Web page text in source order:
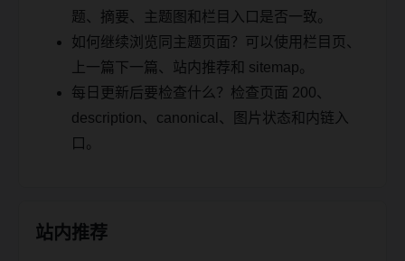
题、摘要、主题图和栏目入口是否一致。
如何继续浏览同主题页面？可以使用栏目页、
上一篇下一篇、站内推荐和 sitemap。
每日更新后要检查什么？检查页面 200、
description、canonical、图片状态和内链入
口。
站内推荐